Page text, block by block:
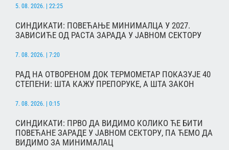
5. 08. 2026. | 22:25
СИНДИКАТИ: ПОВЕЋАЊЕ МИНИМАЛЦА У 2027.
ЗАВИСИЋЕ ОД РАСТА ЗАРАДА У ЈАВНОМ СЕКТОРУ
7. 08. 2026. | 7:20
РАД НА ОТВОРЕНОМ ДОК ТЕРМОМЕТАР ПОКАЗУЈЕ 40
СТЕПЕНИ: ШТА КАЖУ ПРЕПОРУКЕ, А ШТА ЗАКОН
7. 08. 2026. | 0:15
СИНДИКАТИ: ПРВО ДА ВИДИМО КОЛИКО ЋЕ БИТИ
ПОВЕЋАНЕ ЗАРАДЕ У ЈАВНОМ СЕКТОРУ, ПА ЋЕМО ДА
ВИДИМО ЗА МИНИМАЛАЦ